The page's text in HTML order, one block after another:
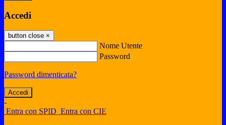
Accedi
button close ×
Nome Utente
Password
Password dimenticata?
-
Entra con SPID Entra con CIE